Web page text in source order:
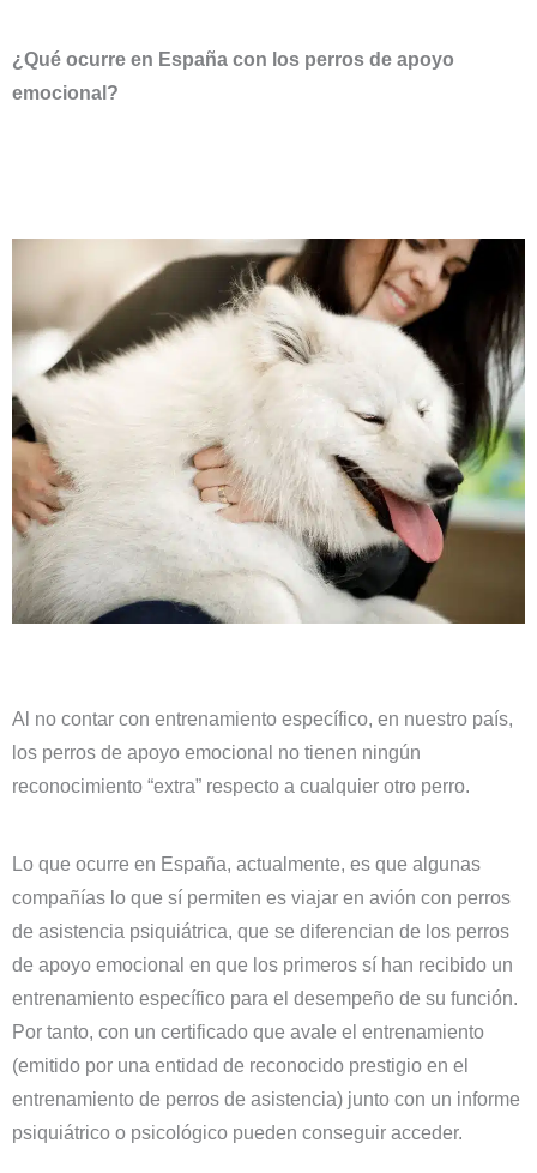
¿Qué ocurre en España con los perros de apoyo
emocional?
Al no contar con entrenamiento específico, en nuestro país,
los perros de apoyo emocional no tienen ningún
reconocimiento “extra” respecto a cualquier otro perro.
Lo que ocurre en España, actualmente, es que algunas
compañías lo que sí permiten es viajar en avión con perros
de asistencia psiquiátrica, que se diferencian de los perros
de apoyo emocional en que los primeros sí han recibido un
entrenamiento específico para el desempeño de su función.
Por tanto, con un certificado que avale el entrenamiento
(emitido por una entidad de reconocido prestigio en el
entrenamiento de perros de asistencia) junto con un informe
psiquiátrico o psicológico pueden conseguir acceder.